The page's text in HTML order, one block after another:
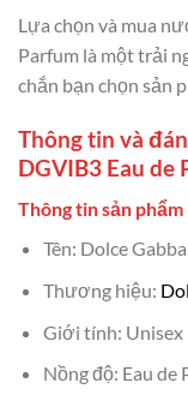
Lựa chọn và mua
Parfum là một trải
chắn bạn chọn sản
Thông tin và
DGVIB3 Eau de
Thông tin sản
Tên: Dolce
Thương hiệu:
Giới tính: Unisex
Nồng độ: Eau de